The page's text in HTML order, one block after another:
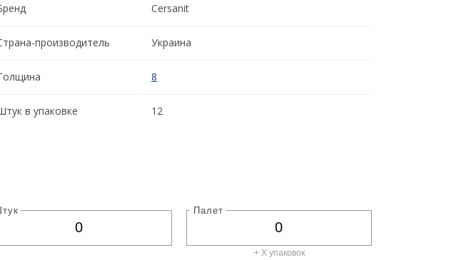
Cersanit
производитель Украина
8
в упаковке 12
Палет
+ X упаковок